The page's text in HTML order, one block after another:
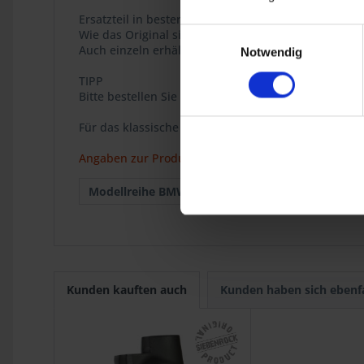
Notwendig
Ersatzteil in bester Qualität, passgenau, hochwertig
Wie das Original sind die Auspuffteile wahlweise
Auch einzeln erhältlich siehe Rubrik
TIPP
Bitte bestellen Sie gleich einen Klemmring
Für das klassische BMW 2V Boxer Modell R 80G/S.
Angaben zur Produktsicherheit
Modellreihe BMW :
Kunden kauften auch Kunden haben sich